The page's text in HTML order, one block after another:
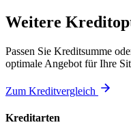
Weitere
Passen Sie Kreditsumme
optimale Angebot für Ihre
Zum Kreditvergleich
Kreditarten